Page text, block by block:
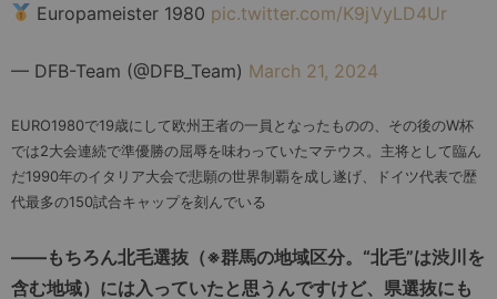
Europameister 1980 pic.twitter.com/K9jVyLD4Ur
— DFB-Team (@DFB_Team) March 21, 2024
EURO1980で19歳にして欧州王者の一員となったものの、その後のW杯
では2大会連続で準優勝の屈辱を味わっていたマテウス。主将として臨ん
だ1990年のイタリア大会で悲願の世界制覇を成し遂げ、ドイツ代表で歴
代最多の150試合キャップを刻んでいる
――もちろん北毛選抜（※群馬の地域区分。“北毛”は渋川を
含む地域）には入っていたと思うんですけど、県選抜にも